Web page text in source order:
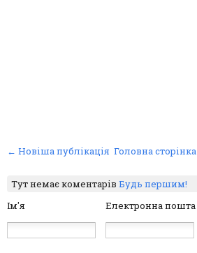
← Новіша публікація Головна сторінка
Тут немає коментарівБудь першим!
Ім'я
Електронна пошта